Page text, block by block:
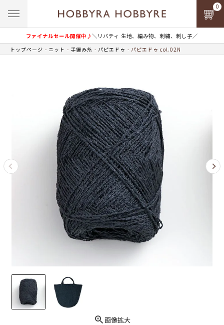
ファイナルセール開催中♪＼リバティ 生地、編み物、刺繍、刺し子／
0
トップページ ニット 手編み糸 パピエドゥ パピエドゥ col.02N
画像拡大